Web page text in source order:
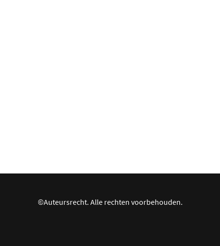
©Auteursrecht. Alle rechten voorbehouden.